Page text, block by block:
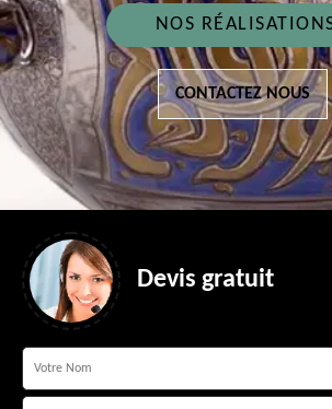
NOS
CONTACTEZ NOUS
Devis gratuit